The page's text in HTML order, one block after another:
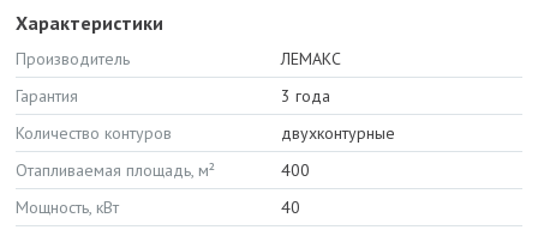
Характеристики
Производитель
ЛЕМАКС
Гарантия
3 года
Количество контуров
двухконтурные
Отапливаемая площадь, м²
400
Мощность, кВт
40